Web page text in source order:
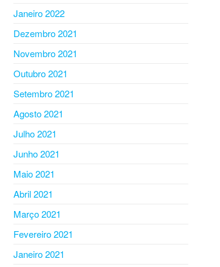
Janeiro 2022
Dezembro 2021
Novembro 2021
Outubro 2021
Setembro 2021
Agosto 2021
Julho 2021
Junho 2021
Maio 2021
Abril 2021
Março 2021
Fevereiro 2021
Janeiro 2021